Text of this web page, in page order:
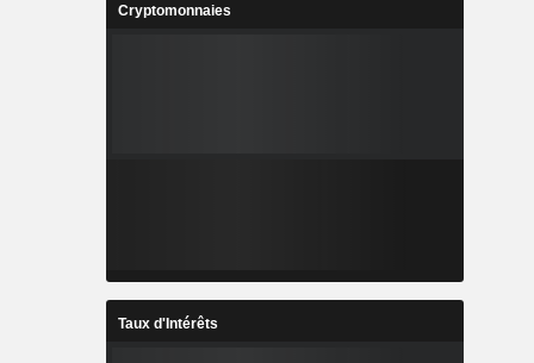
Cryptomonnaies
Taux d'Intérêts